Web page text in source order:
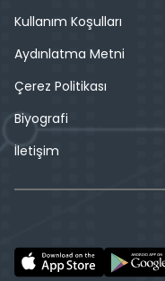
Kullanım Koşulları
Aydınlatma Metni
Çerez Politikası
Biyografi
İletişim